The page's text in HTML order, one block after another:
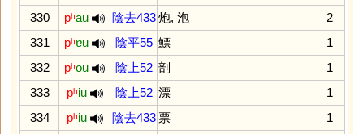
330
pʰau 陰去433 炮, 泡
2
331
pʰɐu 陰平55 鰾
1
332
pʰou 陰上52 剖
1
333
pʰiu 陰上52 漂
1
334
pʰiu 陰去433 票
1